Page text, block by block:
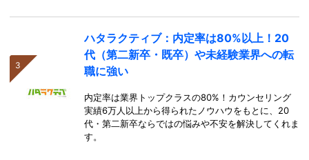
ハタラクティブ：内定率は80%以上！20
代（第二新卒・既卒）や未経験業界への転
職に強い
内定率は業界トップクラスの80%！カウンセリング
実績6万人以上から得られたノウハウをもとに、20
代・第二新卒ならではの悩みや不安を解決してくれま
す。